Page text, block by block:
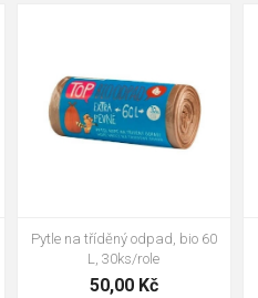
Pytle na tříděný odpad, bio 60
L, 30ks/role
50,00 Kč